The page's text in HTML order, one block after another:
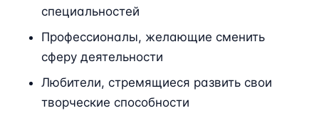
специальностей
Профессионалы, желающие сменить
сферу деятельности
Любители, стремящиеся развить свои
творческие способности